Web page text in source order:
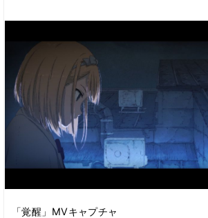
「覚醒」MVキャプチャ